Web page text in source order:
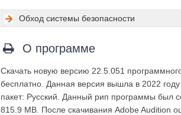
Обход системы безопасности
О программе
Скачать новую версию 22.5.051
бесплатно. Данная версия вышла в 2022
пакет: Русский. Данный рип программы был
815.9 MB. После скачивания Adobe Audition